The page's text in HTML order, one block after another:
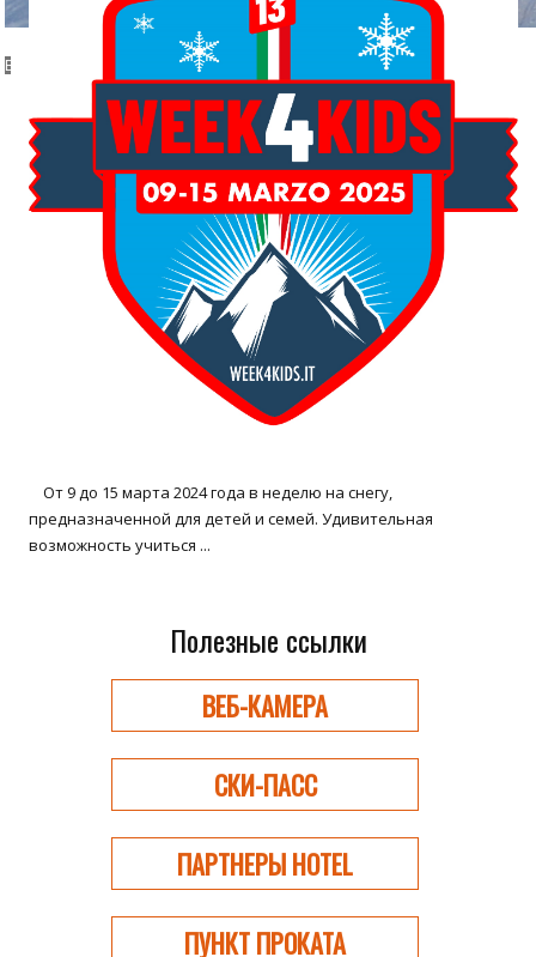
Групповые занятия
ВЗРОСЛЫЕ И ДЕТИ
От 9 до 15 марта 2024 года в неделю на снегу,
предназначенной для детей и семей. Удивительная
возможность учиться ...
Полезные ссылки
ВЕБ-КАМЕРА
СКИ-ПАСС
ПАРТНЕРЫ HOTEL
ПУНКТ ПРОКАТА